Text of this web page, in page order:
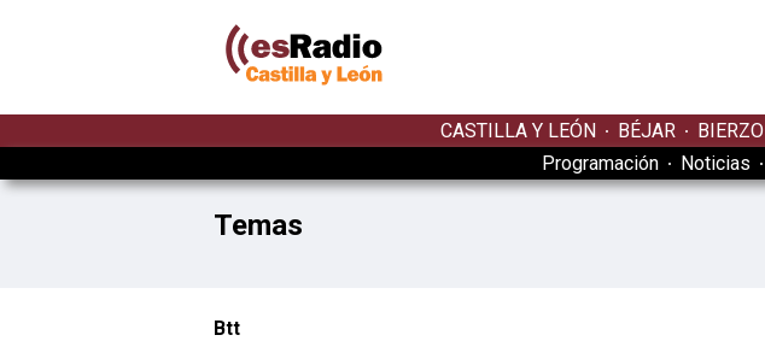
CASTILLA Y LEÓN BÉJAR BIERZO
Programación
Noticias
Temas
Btt